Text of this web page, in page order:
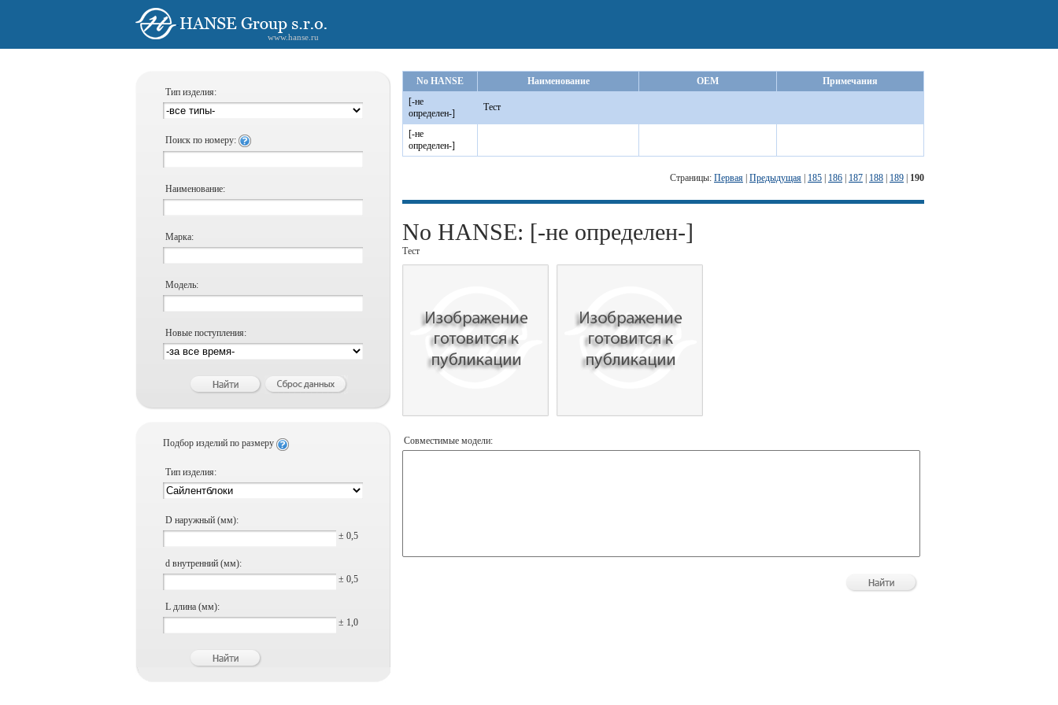
www.hanse.ru
Тип изделия:
Поиск по номеру:
Наименование:
Марка:
Модель:
Новые поступления:
Подбор изделий по размеру
Тип изделия:
D наружный (мм):
± 0,5
d внутренний (мм):
± 0,5
L длина (мм):
± 1,0
No HANSE Наименование OEM
Примечания
[-не
определен-]
Тест
[-не
определен-]
Страницы: Первая Предыдущая 185 186 187 188 189 190
No HANSE: [-не определен-]
Тест
Совместимые модели: